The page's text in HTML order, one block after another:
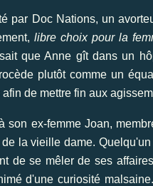
par Doc Nations, un
libre choix pour la
que Anne gît dans un
plutôt comme un
de mettre fin aux
son ex-femme Joan,
la vieille dame.
de se mêler de ses
d'une curiosité